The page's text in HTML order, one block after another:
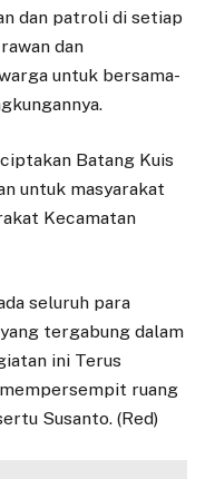
dan patroli di setiap
dan
untuk bersama-
Batang Kuis
untuk masyarakat
Kecamatan
seluruh para
tergabung dalam
ini Terus
ruang
Susanto. (Red)